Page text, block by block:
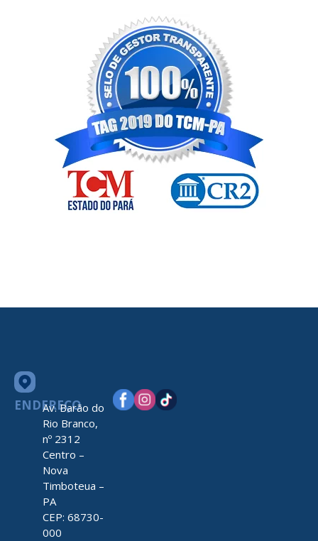
ENDEREÇO
Av. Barão do
Rio Branco,
nº 2312
Centro –
Nova
Timboteua –
PA
CEP: 68730-
000